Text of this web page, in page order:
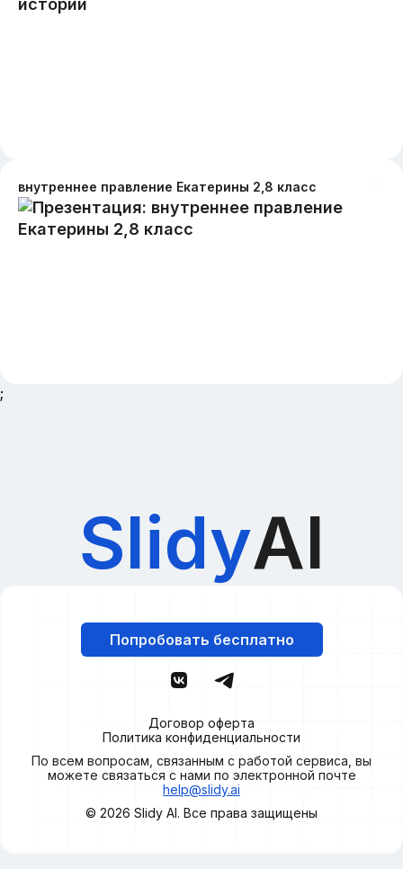
внутреннее правление Екатерины 2,8 класс
;
SlidyAI
Попробовать бесплатно
Договор оферта
Политика конфиденциальности
По всем вопросам, связанным с работой сервиса, вы
можете связаться с нами по электронной почте
help@slidy.ai
© 2026 Slidy AI. Все права защищены